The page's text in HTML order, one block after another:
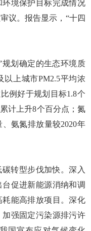
境保护目标完成情况
议。报告显示，“十四
划确定的生态环境质
上城市PM2.5平均浓
例好于规划目标1.8个
计上升8个百分点；氮
氨氮排放量较2020年
转型步伐加快。深入
促进新能源消纳和调
能高排放项目。深化
强固定污染源排污许